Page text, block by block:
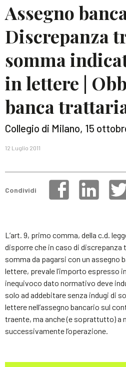
Assegno
Discrepanza
somma
in lettere |
banca
Collegio di Milano, 15
12 Luglio 2011
Condividi
L’art. 9, primo comma, della c.d.
disporre che in caso di discrepanza
somma da pagarsi con un assegno
lettere, prevale l’importo espresso
inequivoco dato normativo deve
solo ad addebitare senza indugi di
lettere nell’assegno bancario sul
traente, ma anche (e soprattutto) a
successivamente l’operazione.